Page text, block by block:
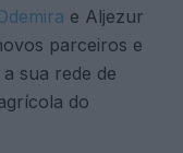
e Aljezur
parceiros e
sua rede de
do